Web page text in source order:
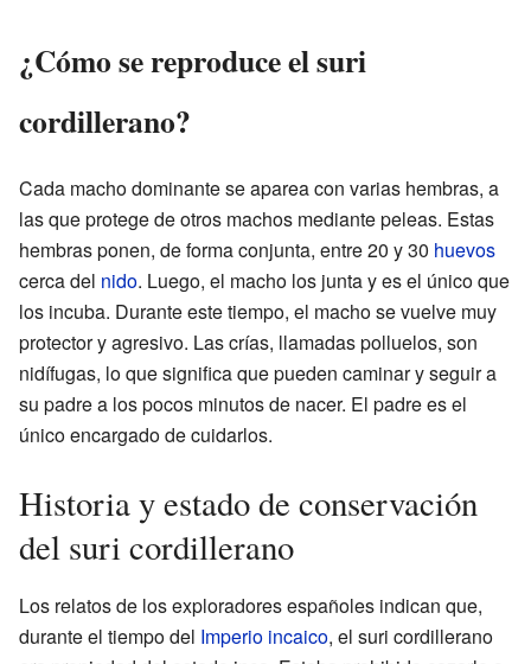
¿Cómo se reproduce el suri
cordillerano?
Cada macho dominante se aparea con varias hembras, a
las que protege de otros machos mediante peleas. Estas
hembras ponen, de forma conjunta, entre 20 y 30 huevos
cerca del nido. Luego, el macho los junta y es el único que
los incuba. Durante este tiempo, el macho se vuelve muy
protector y agresivo. Las crías, llamadas polluelos, son
nidífugas, lo que significa que pueden caminar y seguir a
su padre a los pocos minutos de nacer. El padre es el
único encargado de cuidarlos.
Historia y estado de conservación
del suri cordillerano
Los relatos de los exploradores españoles indican que,
durante el tiempo del Imperio incaico, el suri cordillerano